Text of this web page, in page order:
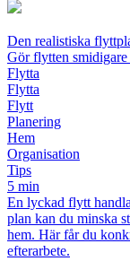
Den realistiska
Gör flytten smidigare
Flytta
Flytta
Flytt
Planering
Hem
Organisation
Tips
5 min
En lyckad flytt
plan kan du minska
hem. Här får du
efterarbete.